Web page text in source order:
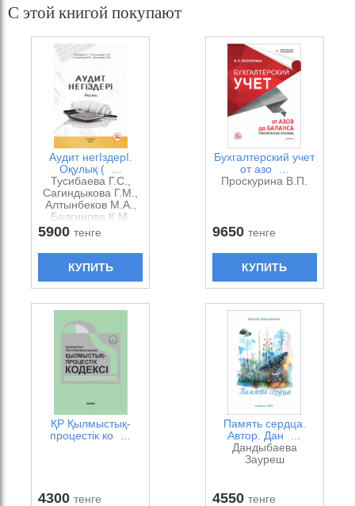
С этой книгой покупают
Аудит негІздерІ.
Оқулық ( …
Тусибаева Г.С.,
Сагиндыкова Г.М.,
Алтынбеков М.А.,
Балгинова К.М.
5900тенге
КУПИТЬ
Бухгалтерский учет
от азо …
Проскурина В.П.
9650 тенге
КУПИТЬ
ҚР Қылмыстық-
процестік ко …
4300тенге
Память сердца.
Автор. Дан …
Дандыбаева
Зауреш
4550 тенге